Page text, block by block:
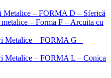
Metalice – FORMA D – Sferică
– Forma F – Arcuita cu
Metalice – FORMA G –
Metalice – FORMA L – Conica